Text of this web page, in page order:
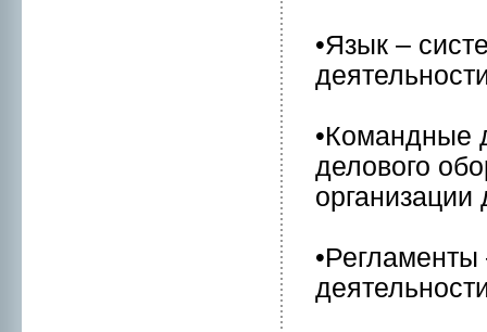
•Язык –
•Комaндные
делового
организации